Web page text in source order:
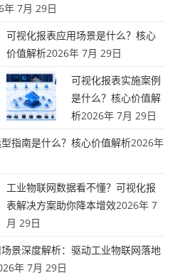
年 7月 29日
可视化报表应用场景是什么？核心
价值解析2026年 7月 29日
可视化报表实施案例
是什么？核心价值解
析2026年 7月 29日
指南是什么？核心价值解析2026年
工业物联网数据看不懂？可视化报
表解决方案助你降本增效2026年 7
月 29日
景深度解析：驱动工业物联网落地
年 7月 29日